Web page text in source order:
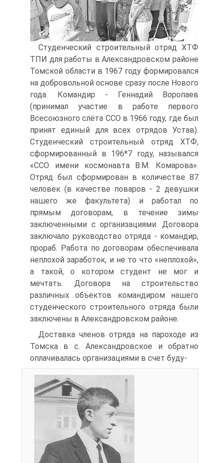
Студенческий строительный отряд ХТФ
ТПИ для работы в Александровском районе
Томской области в 1967 году формировался
на добровольной основе сразу после Нового
года. Командир - Геннадий Воропаев
(принимал участие в работе первого
Всесоюзного слёта CCO в 1966 году, где был
принят единый для всех отрядов Устав).
Студенческий строительный отряд ХТФ,
сформированный в 196*7 году, назывался
«ССО имени космонавта В.М. Комарова».
Отряд был сформирован в количестве 87
человек (в качестве поваров - 2 девушки
нашего же факультета) и работал по
прямым договорам, в течение зимы
заключенными с организациями. Договора
заключало руководство отряда - командир,
прораб. Работа по договорам обеспечивала
неплохой заработок, и не то что «неплохой»,
а такой, о котором студент не мог и
мечтать. Договора на строительство
различных объектов командиром нашего
студенческого строительного отряда были
заключены в Александровском районе.
Доставка членов отряда на пароходе из
Томска в с. Александровское и обратно
оплачивалась организациями в счет буду-